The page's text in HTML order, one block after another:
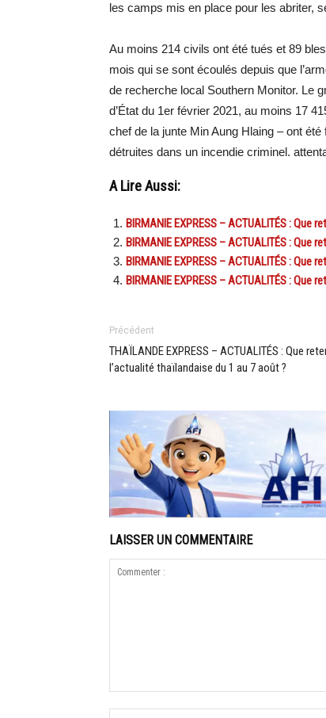
les camps mis en place pour les abriter,
Au moins 214 civils ont été tués et 89
mois qui se sont écoulés depuis que
de recherche local Southern Monitor. Le
d’État du 1er février 2021, au moins 17
chef de la junte Min Aung Hlaing – ont
détruites dans un incendie criminel.
A Lire Aussi:
BIRMANIE EXPRESS – ACTUALITÉS : Que
BIRMANIE EXPRESS – ACTUALITÉS : Que
BIRMANIE EXPRESS – ACTUALITÉS : Que
BIRMANIE EXPRESS – ACTUALITÉS : Que
Précédent
THAÏLANDE EXPRESS – ACTUALITÉS : Que
l’actualité thaïlandaise du 1 au 7 août ?
LAISSER UN COMMENTAIRE